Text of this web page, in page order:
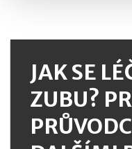
JAK SE
ZUBU?